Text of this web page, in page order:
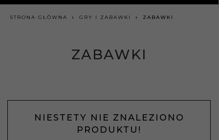
STRONA GŁÓWNA GRY I ZABAWKI ZABAWKI
ZABAWKI
NIESTETY NIE ZNALEZIONO
PRODUKTU!